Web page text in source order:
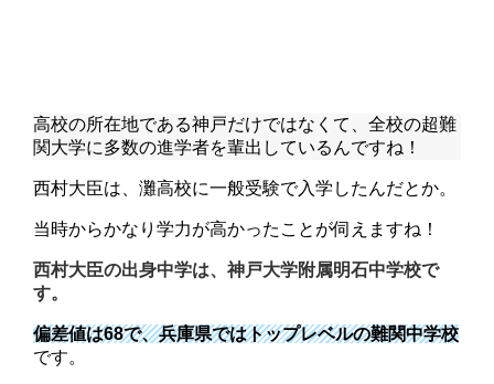
高校の所在地である神戸だけではなくて、全校の超難
関大学に多数の進学者を輩出しているんですね！
西村大臣は、灘高校に一般受験で入学したんだとか。
当時からかなり学力が高かったことが伺えますね！
西村大臣の出身中学は、神戸大学附属明石中学校で
す。
偏差値は68で、兵庫県ではトップレベルの難関中学校
です。